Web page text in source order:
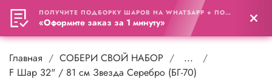
0
Главная СОБЕРИ СВОЙ НАБОР
...
F Шар 32" / 81 см Звезда Серебро (БГ-70)
ПОЛУЧИТЕ ПОДБОРКУ ШАРОВ НА WHATSAPP + ПОДАРОК
«Оформите заказ за 1 минуту»